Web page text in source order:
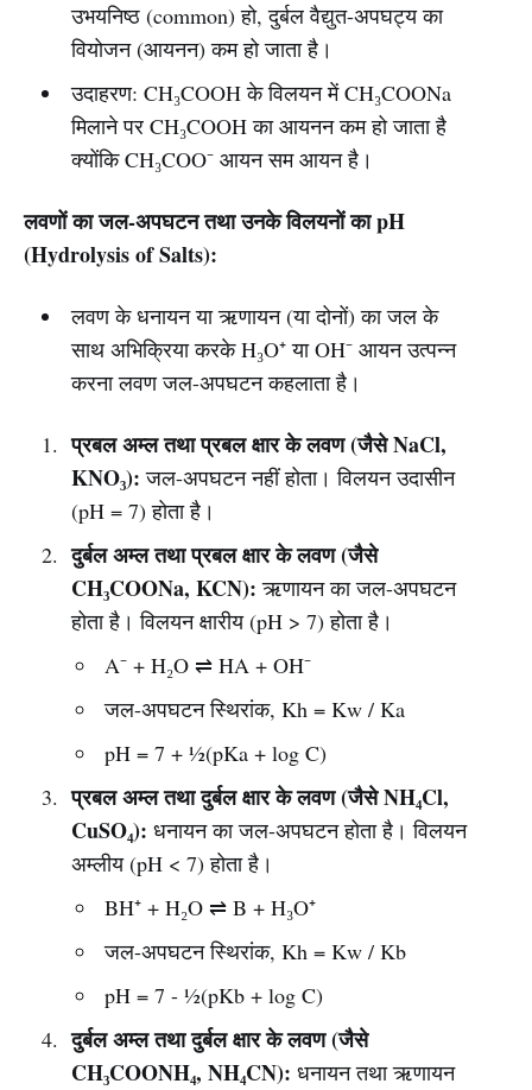
उभयनिष्ठ (common) हो, दुर्बल वैद्युत-अपघट्य का
वियोजन (आयनन) कम हो जाता है।
उदाहरण: CH₃COOH के विलयन में CH₃COONa
मिलाने पर CH₃COOH का आयनन कम हो जाता है
क्योंकि CH₃COO⁻ आयन सम आयन है।
लवणों का जल-अपघटन तथा उनके विलयनों का pH
(Hydrolysis of Salts):
लवण के धनायन या ऋणायन (या दोनों) का जल के
साथ अभिक्रिया करके H₃O⁺ या OH⁻ आयन उत्पन्न
करना लवण जल-अपघटन कहलाता है।
प्रबल अम्ल तथा प्रबल क्षार के लवण (जैसे NaCl,
KNO₃): जल-अपघटन नहीं होता। विलयन उदासीन
(pH = 7) होता है।
दुर्बल अम्ल तथा प्रबल क्षार के लवण (जैसे
CH₃COONa, KCN): ऋणायन का जल-अपघटन
होता है। विलयन क्षारीय (pH > 7) होता है।
A⁻ + H₂O ⇌ HA + OH⁻
जल-अपघटन स्थिरांक, Kh = Kw / Ka
pH = 7 + ½(pKa + log C)
प्रबल अम्ल तथा दुर्बल क्षार के लवण (जैसे NH₄Cl,
CuSO₄): धनायन का जल-अपघटन होता है। विलयन
अम्लीय (pH < 7) होता है।
BH⁺ + H₂O ⇌ B + H₃O⁺
जल-अपघटन स्थिरांक, Kh = Kw / Kb
pH = 7 - ½(pKb + log C)
दुर्बल अम्ल तथा दुर्बल क्षार के लवण (जैसे
CH₃COONH₄, NH₄CN): धनायन तथा ऋणायन